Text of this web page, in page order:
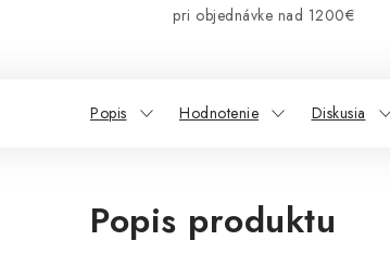
pri objednávke nad 1200€
Popis Hodnotenie Diskusia
Popis produktu